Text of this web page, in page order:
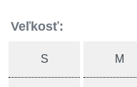
Veľkosť:
S M